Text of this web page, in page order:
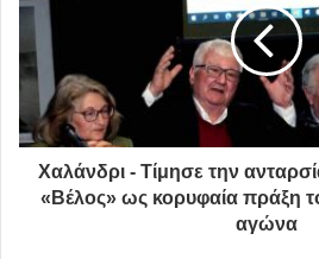
των εθελοντών και των εν γένει
και εύρυθμη διεξαγωγή του
την καλλιτεχνική διευθύντρια και
Τη συνεργασία με την
Φεστιβάλ για την εκπόνηση της
επιτροπή εισήγησης για τα
συμπεριληφθούν στο 29ο
Χαλάνδρι - Τίμησε την
«Βέλος» ως κορυφαία πράξη
αγώνα